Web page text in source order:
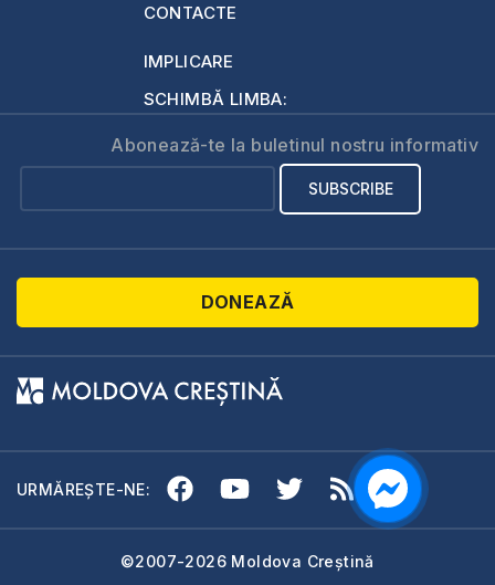
CONTACTE
IMPLICARE
SCHIMBĂ LIMBA:
Abonează-te la buletinul nostru informativ
DONEAZĂ
URMĂREȘTE-NE:
©2007-2026 Moldova Creștină